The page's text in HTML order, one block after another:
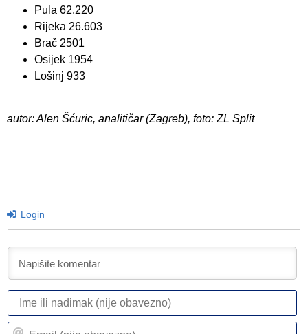
Pula 62.220
Rijeka 26.603
Brač 2501
Osijek 1954
Lošinj 933
autor: Alen Šćuric, analitičar (Zagreb), foto: ZL Split
Login